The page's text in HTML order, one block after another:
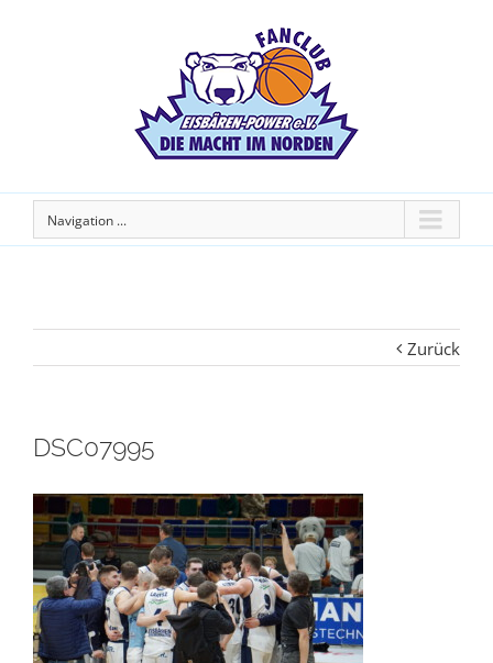
Navigation ...
Zurück
DSC07995